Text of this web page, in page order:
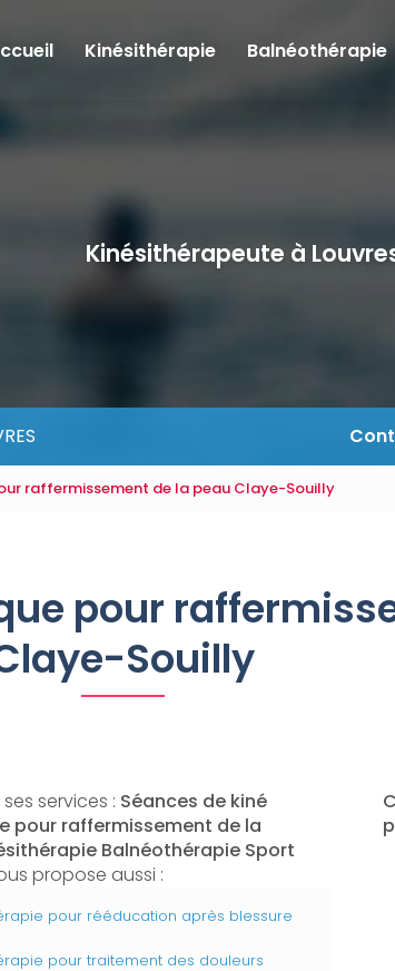
Kinésithérapie Balnéothérapie
Kinésithérapeute à
raffermissement de la peau Claye-Souilly
pour
Souilly
services : Séances de kiné
pour raffermissement de la
Balnéothérapie Sport
propose aussi :
pour rééducation après blessure
pour traitement des douleurs